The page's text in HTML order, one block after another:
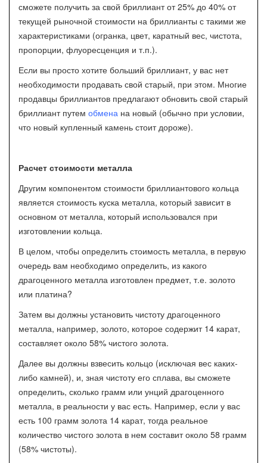
сможете получить за свой бриллиант от 25% до 40% от
текущей рыночной стоимости на бриллианты с такими же
характеристиками (огранка, цвет, каратный вес, чистота,
пропорции, флуоресценция и т.п.).
Если вы просто хотите больший бриллиант, у вас нет
необходимости продавать свой старый, при этом. Многие
продавцы бриллиантов предлагают обновить свой старый
бриллиант путем обмена на новый (обычно при условии,
что новый купленный камень стоит дороже).
Расчет стоимости металла
Другим компонентом стоимости бриллиантового кольца
является стоимость куска металла, который зависит в
основном от металла, который использовался при
изготовлении кольца.
В целом, чтобы определить стоимость металла, в первую
очередь вам необходимо определить, из какого
драгоценного металла изготовлен предмет, т.е. золото
или платина?
Затем вы должны установить чистоту драгоценного
металла, например, золото, которое содержит 14 карат,
составляет около 58% чистого золота.
Далее вы должны взвесить кольцо (исключая вес каких-
либо камней), и, зная чистоту его сплава, вы сможете
определить, сколько грамм или унций драгоценного
металла, в реальности у вас есть. Например, если у вас
есть 100 грамм золота 14 карат, тогда реальное
количество чистого золота в нем составит около 58 грамм
(58% чистоты).